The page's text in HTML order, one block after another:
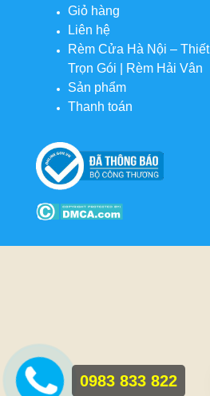
Giỏ hàng
Liên hệ
Rèm Cửa Hà Nội –
Trọn Gói | Rèm Hải Vân
Sản phẩm
Thanh toán
0983 833 822